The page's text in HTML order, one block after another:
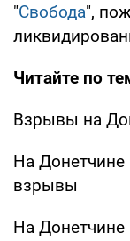
"Свобода",
Читайте по
Взрывы на
На
взрывы
На